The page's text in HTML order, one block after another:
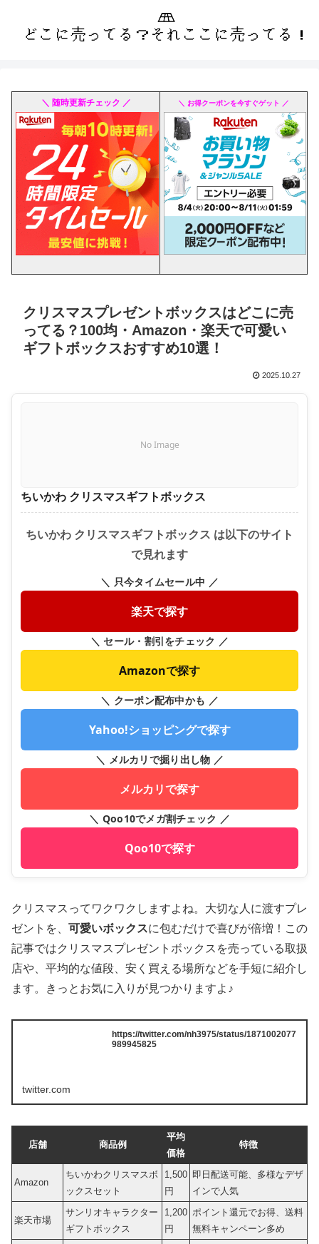
＼ 随時更新チェック ／ ＼ お得クーポンを今すぐゲット ／
クリスマスプレゼントボックスはどこに売
ってる？100均・Amazon・楽天で可愛い
ギフトボックスおすすめ10選！
2025.10.27
No Image
ちいかわ クリスマスギフトボックス
ちいかわ クリスマスギフトボックス は以下のサイト
で見れます
＼ 只今タイムセール中 ／
楽天で探す
＼ セール・割引をチェック ／
Amazonで探す
＼ クーポン配布中かも ／
Yahoo!ショッピングで探す
＼ メルカリで掘り出し物 ／
メルカリで探す
＼ Qoo10でメガ割チェック ／
Qoo10で探す
クリスマスってワクワクしますよね。大切な人に渡すプレ
ゼントを、 可愛いボックスに包むだけで喜びが倍増！この
記事ではクリスマスプレゼントボックスを売っている取扱
店や、平均的な値段、安く買える場所などを手短に紹介し
ます。きっとお気に入りが見つかりますよ♪
https://twitter.com/nh3975/status/1871002077
989945825
twitter.com
店舗 商品例
平均
価格
特徴
Amazon
ちいかわクリスマスボ
ックスセット
1,500
円
即日配送可能、多様なデザ
インで人気
楽天市場
サンリオキャラクター
ギフトボックス
1,200
円
ポイント還元でお得、送料
無料キャンペーン多め